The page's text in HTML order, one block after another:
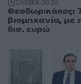
13:5306.08.26
Θεοδωρικάκος:
βιομηχανία, με
δισ. ευρώ